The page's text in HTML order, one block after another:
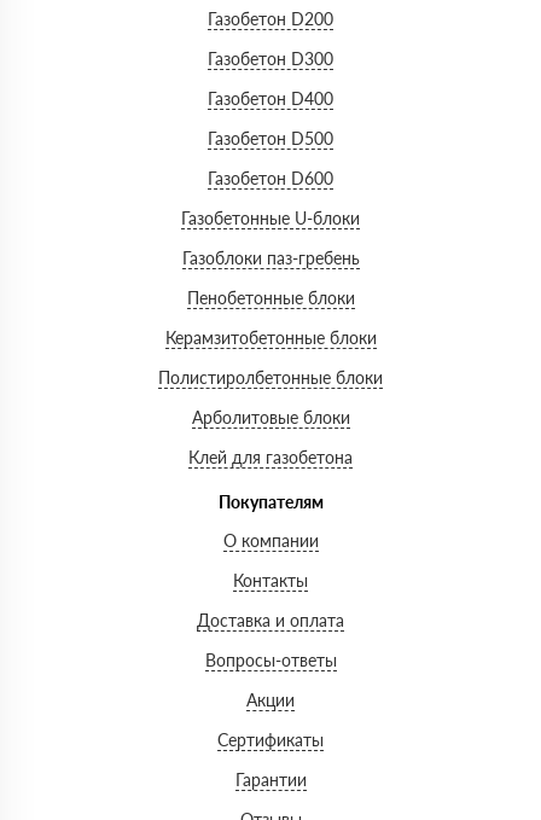
Газобетон D200
Газобетон D300
Газобетон D400
Газобетон D500
Газобетон D600
Газобетонные U-блоки
Газоблоки паз-гребень
Пенобетонные блоки
Керамзитобетонные блоки
Полистиролбетонные блоки
Арболитовые блоки
Клей для газобетона
Покупателям
О компании
Контакты
Доставка и оплата
Вопросы-ответы
Акции
Сертификаты
Гарантии